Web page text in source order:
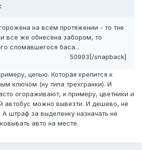
на всем протяжении - то тне
все же обнесена забором, то
сломавшегося баса...
50993[/snapback]
цепью. Которая крепится к
ключом (ну типа трехгранки). И
огораживают, к примеру, цветники и
автобус можно вывезти. И дешево, не
А штраф за выделенку назначать не
авто на месте.